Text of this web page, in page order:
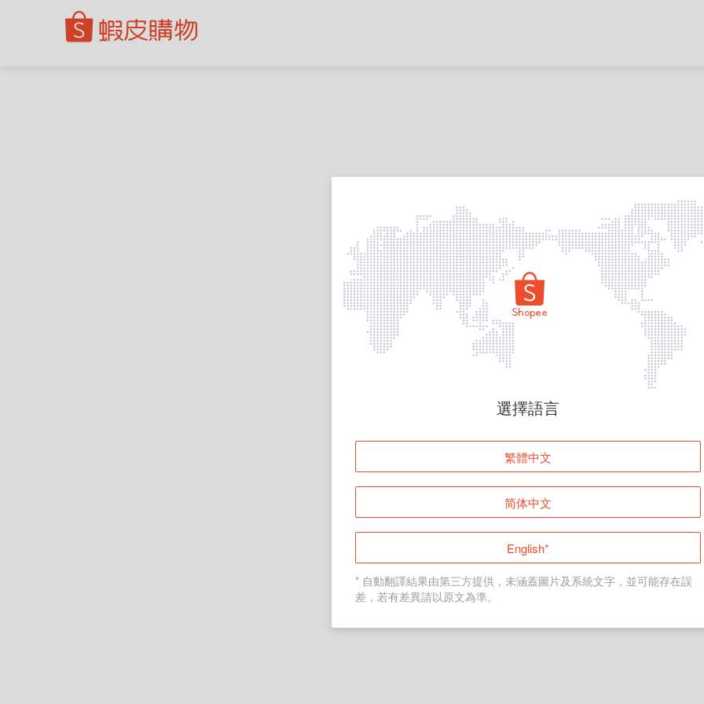
頁面無法顯示
登入
返回首頁
選擇語言
繁體中文
简体中文
English*
* 自動翻譯結果由第三方提供，未涵蓋圖片及系統文字，並可能存在誤
差，若有差異請以原文為準。